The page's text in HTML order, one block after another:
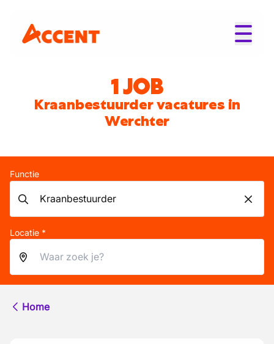
1 JOB
Kraanbestuurder vacatures in
Werchter
Functie
Locatie *
Home